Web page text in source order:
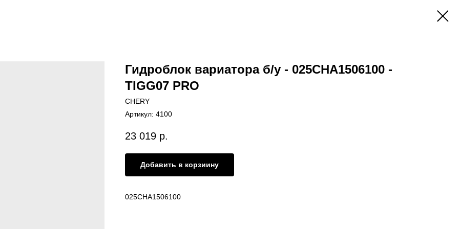
Гидроблок вариатора б/у - 025СНА1506100 -
TIGG07 PRO
CHERY
Артикул: 4100
23 019 р.
Добавить в корзиину
025СНА1506100